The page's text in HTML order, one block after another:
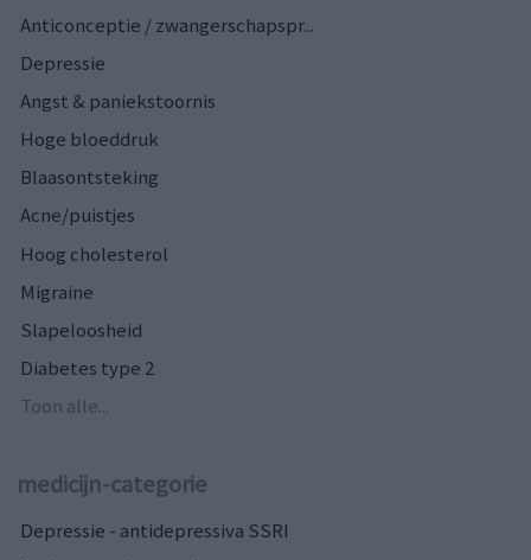
Anticonceptie / zwangerschapspr...
Depressie
Angst & paniekstoornis
Hoge bloeddruk
Blaasontsteking
Acne/puistjes
Hoog cholesterol
Migraine
Slapeloosheid
Diabetes type 2
Toon alle...
medicijn-categorie
Depressie - antidepressiva SSRI